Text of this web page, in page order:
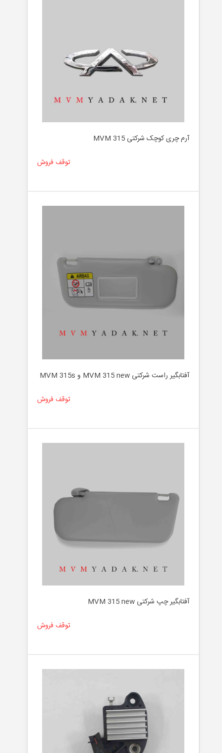
آرم چری کوچک شرکتی MVM 315
توقف فروش
آفتابگیر راست شرکتی MVM 315 new و MVM 315s
توقف فروش
آفتابگیر چپ شرکتی MVM 315 new
توقف فروش